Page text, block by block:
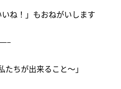
ね！」 もおねがいします
ちが出来ること～」